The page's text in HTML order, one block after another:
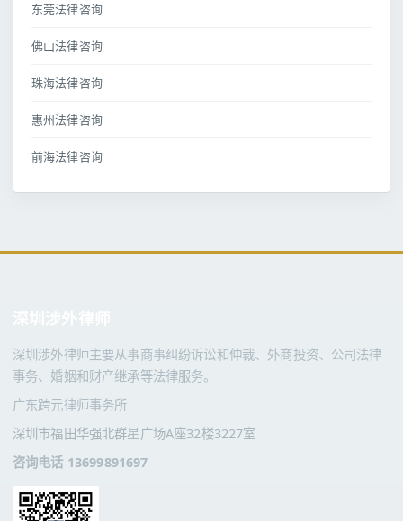
东莞法律咨询
佛山法律咨询
珠海法律咨询
惠州法律咨询
前海法律咨询
深圳涉外律师主要从事商事纠纷诉讼和仲裁、外商投资、公司法律
事务、婚姻和财产继承等法律服务。
广东跨元律师事务所
深圳市福田华强北群星广场A座32楼3227室
咨询电话 13699891697